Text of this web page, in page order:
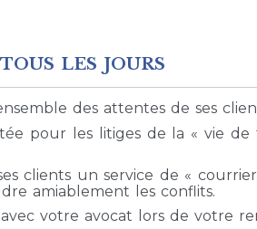
LES JOURS
des attentes de ses
pour les litiges de la « vie de
clients un service de «
amiablement les conflits.
votre avocat lors de votre